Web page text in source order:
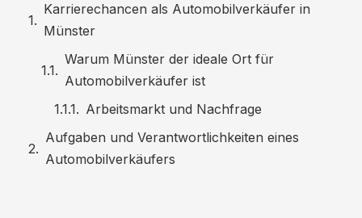
Karrierechancen als Automobilverkäufer in
Münster
Warum Münster der ideale Ort für
Automobilverkäufer ist
Arbeitsmarkt und Nachfrage
Aufgaben und Verantwortlichkeiten eines
Automobilverkäufers